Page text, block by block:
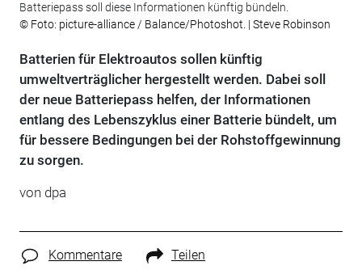
Batteriepass soll diese Informationen künftig bündeln.
© Foto: picture-alliance / Balance/Photoshot. | Steve Robinson
Batterien für Elektroautos sollen künftig
umweltverträglicher hergestellt werden. Dabei soll
der neue Batteriepass helfen, der Informationen
entlang des Lebenszyklus einer Batterie bündelt, um
für bessere Bedingungen bei der Rohstoffgewinnung
zu sorgen.
von dpa
Kommentare Teilen